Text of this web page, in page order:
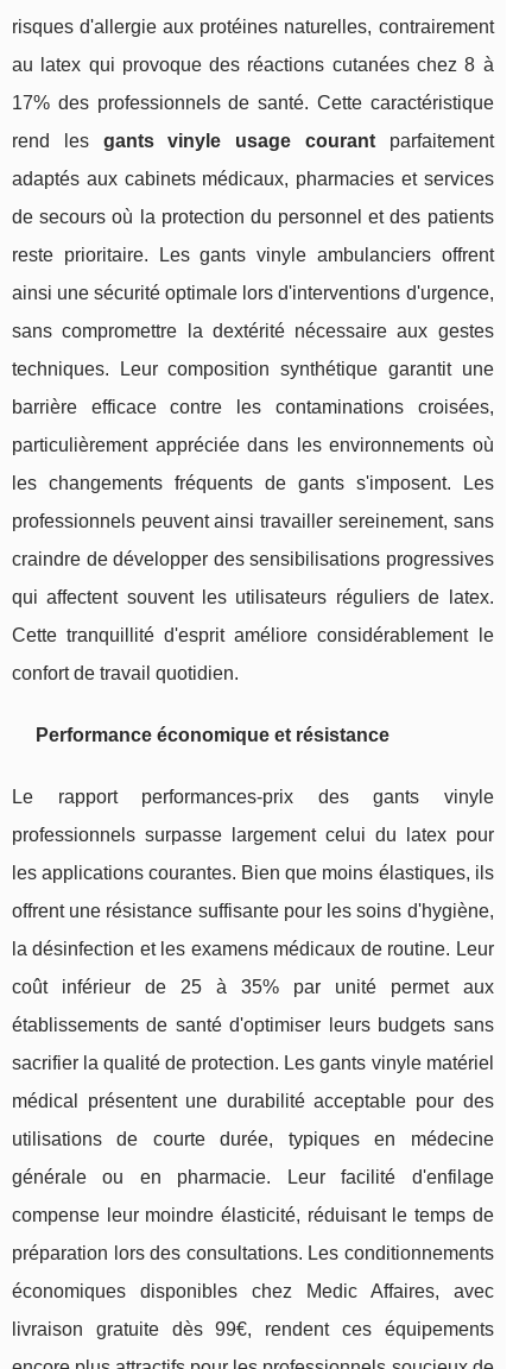
risques d'allergie aux protéines naturelles, contrairement
au latex qui provoque des réactions cutanées chez 8 à
17% des professionnels de santé. Cette caractéristique
rend les gants vinyle usage courantparfaitement
adaptés aux cabinets médicaux, pharmacies et services
de secours où la protection du personnel et des patients
reste prioritaire. Les gants vinyle ambulanciers offrent
ainsi une sécurité optimale lors d'interventions d'urgence,
sans compromettre la dextérité nécessaire aux gestes
techniques. Leur composition synthétique garantit une
barrière efficace contre les contaminations croisées,
particulièrement appréciée dans les environnements où
les changements fréquents de gants s'imposent. Les
professionnels peuvent ainsi travailler sereinement, sans
craindre de développer des sensibilisations progressives
qui affectent souvent les utilisateurs réguliers de latex.
Cette tranquillité d'esprit améliore considérablement le
confort de travail quotidien.
Performance économique et résistance
Le rapport performances-prix des gants vinyle
professionnels surpasse largement celui du latex pour
les applications courantes. Bien que moins élastiques, ils
offrent une résistance suffisante pour les soins d'hygiène,
la désinfection et les examens médicaux de routine. Leur
coût inférieur de 25 à 35% par unité permet aux
établissements de santé d'optimiser leurs budgets sans
sacrifier la qualité de protection. Les gants vinyle matériel
médical présentent une durabilité acceptable pour des
utilisations de courte durée, typiques en médecine
générale ou en pharmacie. Leur facilité d'enfilage
compense leur moindre élasticité, réduisant le temps de
préparation lors des consultations. Les conditionnements
économiques disponibles chez Medic Affaires, avec
livraison gratuite dès 99€, rendent ces équipements